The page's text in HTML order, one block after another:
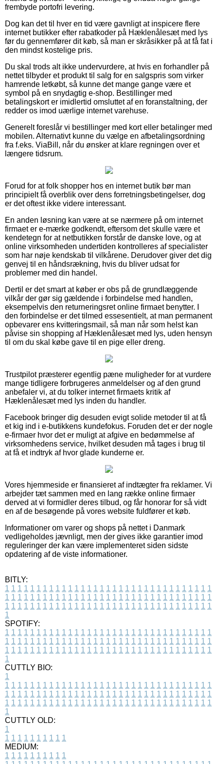
frembyde portofri levering.
Dog kan det til hver en tid være gavnligt at inspicere flere
internet butikker efter rabatkoder på Hæklenålesæt med lys
før du gennemfører dit køb, så man er skråsikker på at få fat i
den mindst kostelige pris.
Du skal trods alt ikke undervurdere, at hvis en forhandler på
nettet tilbyder et produkt til salg for en salgspris som virker
hamrende letkøbt, så kunne det mange gange være et
symbol på en snydagtig e-shop. Bestillinger med
betalingskort er imidlertid omsluttet af en foranstaltning, der
redder os imod uærlige internet varehuse.
Generelt foreslår vi bestillinger med kort eller betalinger med
mobilen. Alternativt kunne du vælge en afbetalingsordning
fra f.eks. ViaBill, når du ønsker at klare regningen over et
længere tidsrum.
Forud for at folk shopper hos en internet butik bør man
principielt få overblik over dens forretningsbetingelser, dog
er det oftest ikke videre interessant.
En anden løsning kan være at se nærmere på om internet
firmaet er e-mærke godkendt, eftersom det skulle være et
kendetegn for at netbutikken forstår de danske love, og at
online virksomheden undertiden kontrolleres af specialister
som har nøje kendskab til vilkårene. Derudover giver det dig
genvej til en håndsrækning, hvis du bliver udsat for
problemer med din handel.
Dertil er det smart at køber er obs på de grundlæggende
vilkår der gør sig gældende i forbindelse med handlen,
eksempelvis den returneringsret online firmaet benytter. I
den forbindelse er det tilmed essesentielt, at man permanent
opbevarer ens kvitteringsmail, så man når som helst kan
påvise sin shopping af Hæklenålesæt med lys, uden hensyn
til om du skal købe gave til en pige eller dreng.
Trustpilot præsterer egentlig pæne muligheder for at vurdere
mange tidligere forbrugeres anmeldelser og af den grund
anbefaler vi, at du tolker internet firmaets kritik af
Hæklenålesæt med lys inden du handler.
Facebook bringer dig desuden evigt solide metoder til at få
et kig ind i e-butikkens kundefokus. Foruden det er der nogle
e-firmaer hvor det er muligt at afgive en bedømmelse af
virksomhedens service, hvilket desuden må tages i brug til
at få et indtryk af hvor glade kunderne er.
Vores hjemmeside er finansieret af indtægter fra reklamer. Vi
arbejder tæt sammen med en lang række online firmaer
derved at vi formidler deres tilbud, og får honorar for så vidt
en af de besøgende på vores website fuldfører et køb.
Informationer om varer og shops på nettet i Danmark
vedligeholdes jævnligt, men der gives ikke garantier imod
reguleringer der kan være implementeret siden sidste
opdatering af de viste informationer.
BITLY:
1 1 1 1 1 1 1 1 1 1 1 1 1 1 1 1 1 1 1 1 1 1 1 1 1 1 1 1 1 1 1 1 1
1 1 1 1 1 1 1 1 1 1 1 1 1 1 1 1 1 1 1 1 1 1 1 1 1 1 1 1 1 1 1 1 1
1 1 1 1 1 1 1 1 1 1 1 1 1 1 1 1 1 1 1 1 1 1 1 1 1 1 1 1 1 1 1 1 1
1
SPOTIFY:
1 1 1 1 1 1 1 1 1 1 1 1 1 1 1 1 1 1 1 1 1 1 1 1 1 1 1 1 1 1 1 1 1
1 1 1 1 1 1 1 1 1 1 1 1 1 1 1 1 1 1 1 1 1 1 1 1 1 1 1 1 1 1 1 1 1
1 1 1 1 1 1 1 1 1 1 1 1 1 1 1 1 1 1 1 1 1 1 1 1 1 1 1 1 1 1 1 1 1
1
CUTTLY BIO:
1
1 1 1 1 1 1 1 1 1 1 1 1 1 1 1 1 1 1 1 1 1 1 1 1 1 1 1 1 1 1 1 1 1
1 1 1 1 1 1 1 1 1 1 1 1 1 1 1 1 1 1 1 1 1 1 1 1 1 1 1 1 1 1 1 1 1
1 1 1 1 1 1 1 1 1 1 1 1 1 1 1 1 1 1 1 1 1 1 1 1 1 1 1 1 1 1 1 1 1
1
CUTTLY OLD:
1
1 1 1 1 1 1 1 1 1 1
MEDIUM:
1 1 1 1 1 1 1 1 1 1